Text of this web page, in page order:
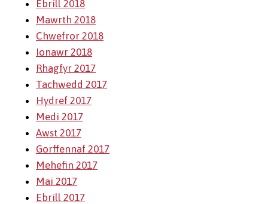
Ebrill 2018
Mawrth 2018
Chwefror 2018
Ionawr 2018
Rhagfyr 2017
Tachwedd 2017
Hydref 2017
Medi 2017
Awst 2017
Gorffennaf 2017
Mehefin 2017
Mai 2017
Ebrill 2017